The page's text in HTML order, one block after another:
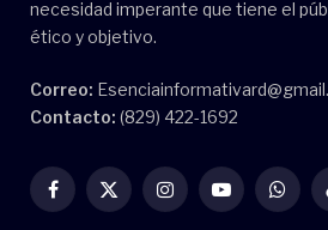
necesidad imperante que tiene el
ético y objetivo.
Correo:
Contacto: (829) 422-1692
Facebook
X
InstagramYouTube